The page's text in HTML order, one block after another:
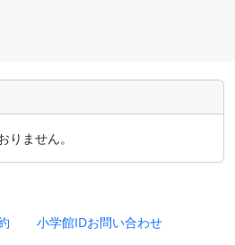
ません。
小学館IDお問い合わせ